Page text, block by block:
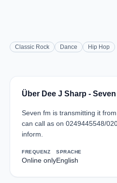
Classic Rock Dance Hip Hop
Über Dee J Sharp - Seven
Seven fm is transmitting it
can call as on 0249445548/
inform.
FREQUENZ
Online only
SPRACHE
English